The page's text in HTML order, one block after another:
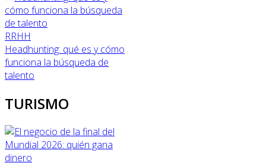
RRHH
Headhunting: qué es y cómo
funciona la búsqueda de
talento
TURISMO